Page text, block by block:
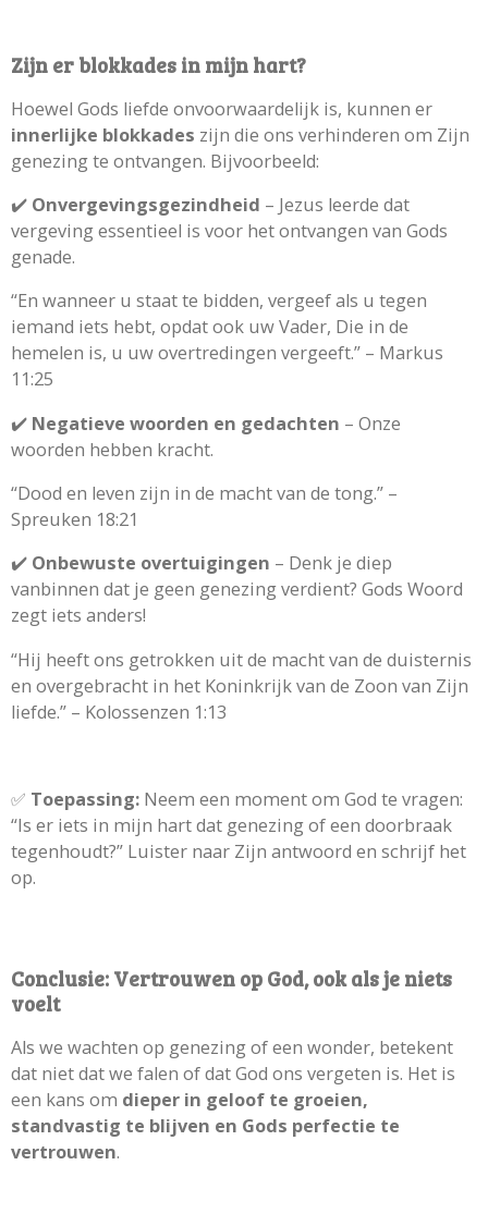
Zijn er blokkades in mijn hart?
Hoewel Gods liefde onvoorwaardelijk is, kunnen er
innerlijke blokkades zijn die ons verhinderen om Zijn
genezing te ontvangen. Bijvoorbeeld:
✔️ Onvergevingsgezindheid – Jezus leerde dat
vergeving essentieel is voor het ontvangen van Gods
genade.
“En wanneer u staat te bidden, vergeef als u tegen
iemand iets hebt, opdat ook uw Vader, Die in de
hemelen is, u uw overtredingen vergeeft.” – Markus
11:25
✔️ Negatieve woorden en gedachten – Onze
woorden hebben kracht.
“Dood en leven zijn in de macht van de tong.” –
Spreuken 18:21
✔️ Onbewuste overtuigingen – Denk je diep
vanbinnen dat je geen genezing verdient? Gods Woord
zegt iets anders!
“Hij heeft ons getrokken uit de macht van de duisternis
en overgebracht in het Koninkrijk van de Zoon van Zijn
liefde.” – Kolossenzen 1:13
✅ Toepassing: Neem een moment om God te vragen:
“Is er iets in mijn hart dat genezing of een doorbraak
tegenhoudt?” Luister naar Zijn antwoord en schrijf het
op.
Conclusie: Vertrouwen op God, ook als je niets
voelt
Als we wachten op genezing of een wonder, betekent
dat niet dat we falen of dat God ons vergeten is. Het is
een kans om dieper in geloof te groeien,
standvastig te blijven en Gods perfectie te
vertrouwen.